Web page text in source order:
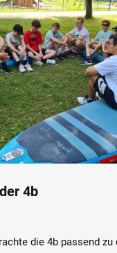
4b
die 4b passend zu